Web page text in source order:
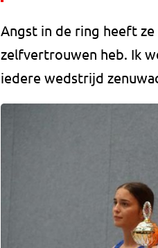
Angst in de ring heeft
zelfvertrouwen heb. Ik
iedere wedstrijd